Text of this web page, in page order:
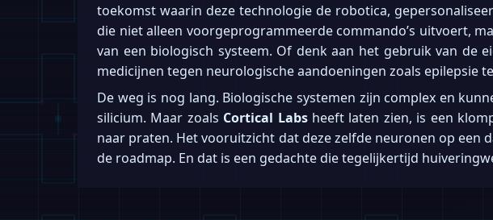
toekomst waarin deze technologie de robotica,
die niet alleen voorgeprogrammeerde commando’s uitvoert,
van een biologisch systeem. Of denk aan het gebruik van de
medicijnen tegen neurologische aandoeningen zoals epilepsie
De weg is nog lang. Biologische systemen zijn complex en
silicium. Maar zoals Cortical Labsheeft laten zien, is een
naar praten. Het vooruitzicht dat deze zelfde neuronen op
de roadmap. En dat is een gedachte die tegelijkertijd